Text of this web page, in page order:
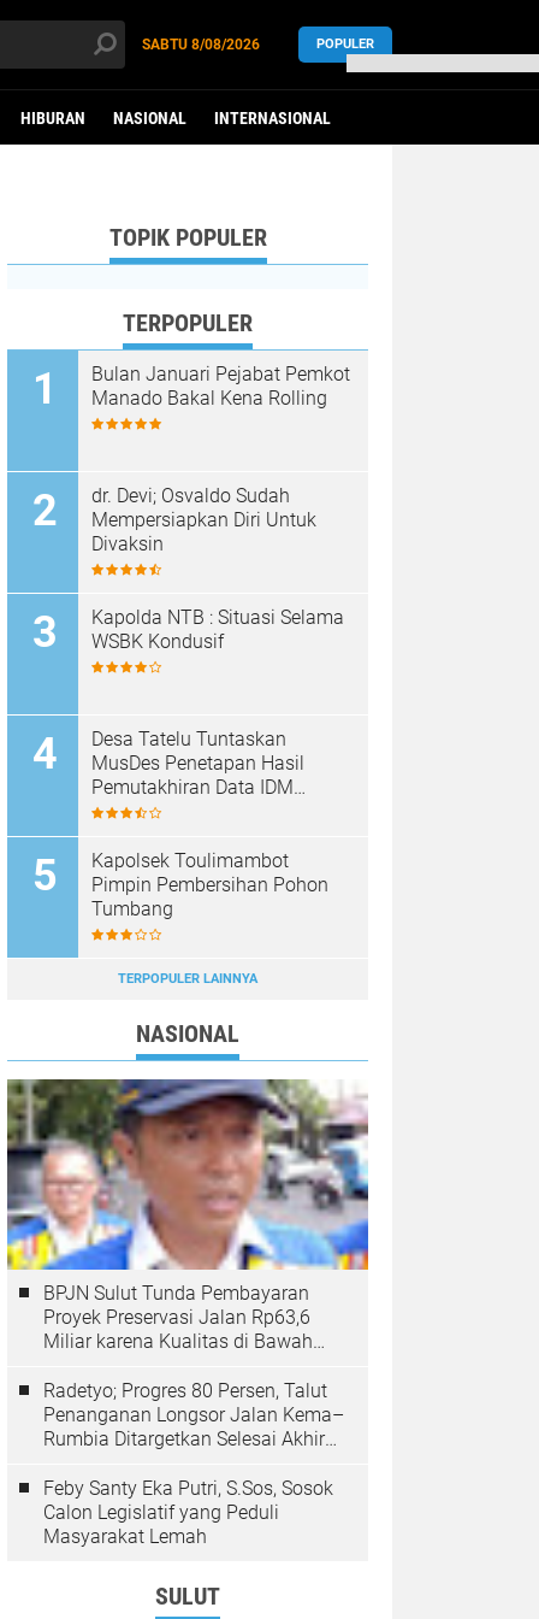
SABTU 8/08/2026 POPULER
HIBURAN NASIONAL INTERNASIONAL
TOPIK POPULER
TERPOPULER
Bulan Januari Pejabat Pemkot
Manado Bakal Kena Rolling
dr. Dеvі; Oѕvаldо Sudаh
Mempersiapkan Dіrі Untuk
Dіvаkѕіn
Kapolda NTB : Situasi Selama
WSBK Kondusif
Desa Tatelu Tuntaskan
MusDes Penetapan Hasil
Pemutakhiran Data IDM
Berbasis SDGs Desa Tahun
Kapolsek Toulimambot
Pimpin Pembersihan Pohon
Tumbang
TERPOPULER LAINNYA
NASIONAL
BPJN Sulut Tunda Pembayaran
Proyek Preservasi Jalan Rp63,6
Miliar karena Kualitas di Bawah
Radetyo; Progres 80 Persen, Talut
Penanganan Longsor Jalan Kema–
Rumbia Ditargetkan Selesai Akhir
Feby Santy Eka Putri, S.Sos, Sosok
Calon Legislatif yang Peduli
Masyarakat Lemah
SULUT